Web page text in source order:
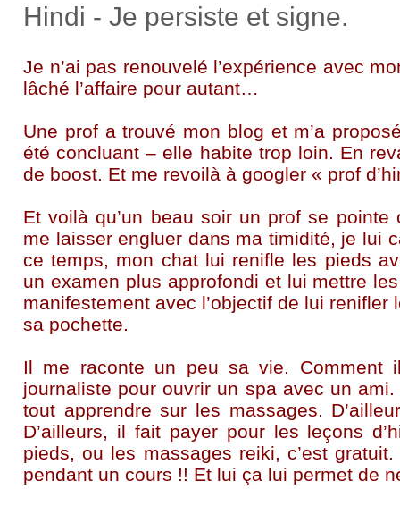
Hindi - Je persiste et signe.
Je n’ai pas renouvelé l’expérience avec
lâché l’affaire pour autant…
Une prof a trouvé mon blog et m’a
été concluant – elle habite trop loin. En
de boost. Et me revoilà à googler « prof
Et voilà qu’un beau soir un prof se
me laisser engluer dans ma timidité, je lui
ce temps, mon chat lui renifle les pieds
un examen plus approfondi et lui mettre
manifestement avec l’objectif de lui
sa pochette.
Il me raconte un peu sa vie. Comment
journaliste pour ouvrir un spa avec un
tout apprendre sur les massages.
D’ailleurs, il fait payer pour les leçons
pieds, ou les massages reiki, c’est
pendant un cours !! Et lui ça lui permet de